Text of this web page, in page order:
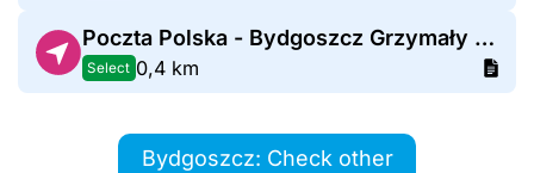
Poczta Polska - Bydgoszcz Grzymały Siedleckiego
Select 0,4 km
Bydgoszcz: Check other